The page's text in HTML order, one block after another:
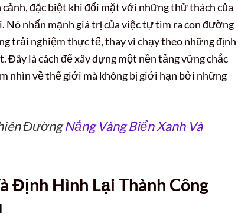
đặc biệt khi đối mặt với những thử thách của
Nó nhấn mạnh giá trị của việc tự tìm ra con đường
trải nghiệm thực tế, thay vì chạy theo những định
Đây là cách để xây dựng một nền tảng vững chắc
nhìn về thế giới mà không bị giới hạn bởi những
ĐườngNắng Vàng Biển Xanh Và
Định Hình Lại Thành Công